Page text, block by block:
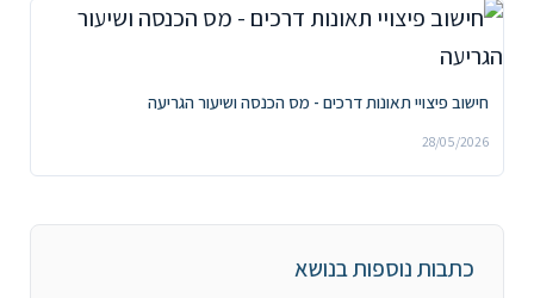
חישוב פיצויי תאונות דרכים - מס הכנסה ושיעור הגריעה
28/05/2026
כתבות נוספות בנושא